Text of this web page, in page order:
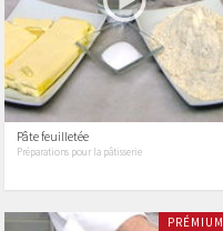
Pâte feuilletée
Préparations pour la pâtisserie
PRÉMIUM